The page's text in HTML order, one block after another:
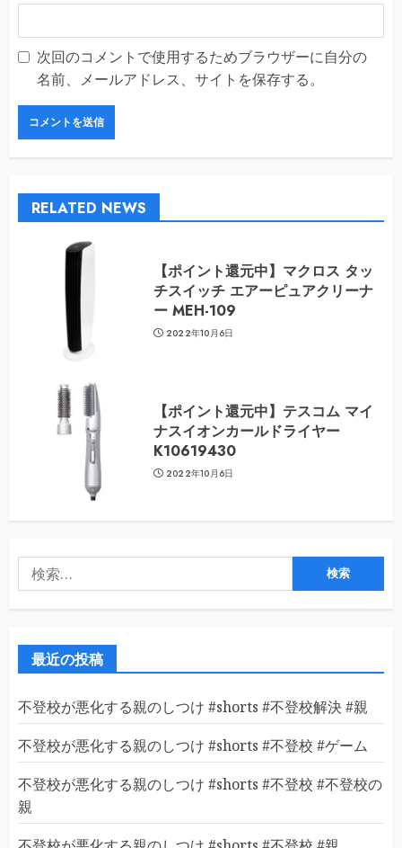
次回のコメントで使用するためブラウザーに自分の
名前、メールアドレス、サイトを保存する。
RELATED NEWS
【ポイント還元中】マクロス タッ
チスイッチ エアーピュアクリーナ
ー MEH-109
2022年10月6日
【ポイント還元中】テスコム マイ
ナスイオンカールドライヤー
K10619430
2022年10月6日
索:
最近の投稿
不登校が悪化する親のしつけ #shorts #不登校解決 #親
不登校が悪化する親のしつけ #shorts #不登校 #ゲーム
不登校が悪化する親のしつけ #shorts #不登校 #不登校の
親